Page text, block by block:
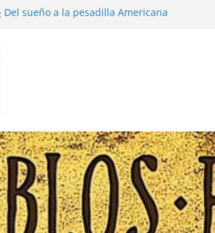
Del sueño a la pesadilla Americana